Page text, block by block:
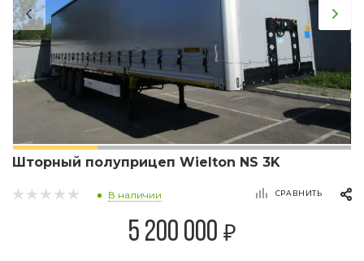
Шторный полуприцеп Wielton NS 3K
В наличии СРАВНИТЬ
5 200 000 ₽